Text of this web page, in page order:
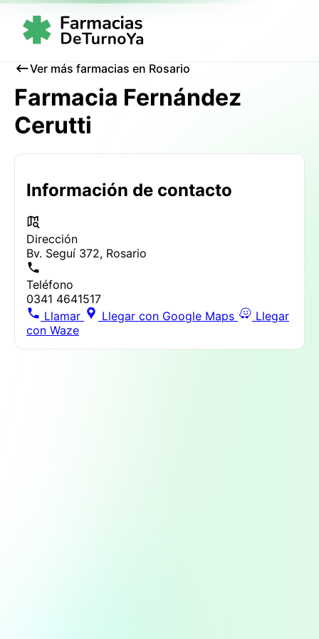
Ver más farmacias en Rosario
Farmacia Fernández
Cerutti
Información de contacto
Dirección
Bv. Seguí 372, Rosario
Teléfono
0341 4641517
Llamar
Llegar con Google Maps
Llegar
con Waze